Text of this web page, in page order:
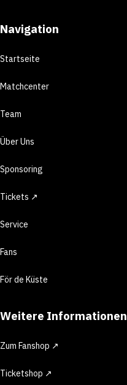
Navigation
Startseite
Matchcenter
Team
Über Uns
Sponsoring
Tickets ↗
Service
Fans
För de Küste
Weitere Informationen
Zum Fanshop ↗
Ticketshop ↗